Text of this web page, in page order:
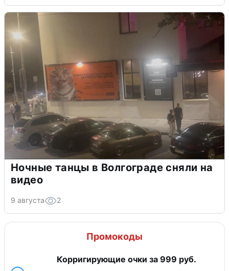
Ночные танцы в Волгограде сняли на
видео
9 августа 2
Промокоды
Корригирующие очки за 999 руб.